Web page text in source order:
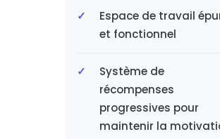
Espace de travail
et fonctionnel
Système de
récompenses
progressives pour
maintenir la